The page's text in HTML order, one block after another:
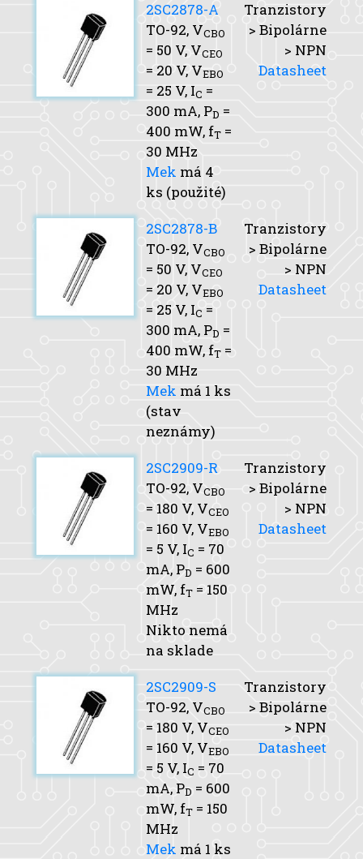
2SC2878-A
TO-92, VCBO
= 50 V, VCEO
= 20 V, VEBO
= 25 V, IC =
300 mA, PD =
400 mW, fT =
30 MHz
Mek má 4
ks (použité)
Tranzistory
> Bipolárne
> NPN
Datasheet
2SC2878-B
TO-92, VCBO
= 50 V, VCEO
= 20 V, VEBO
= 25 V, IC =
300 mA, PD =
400 mW, fT =
30 MHz
Mek má 1 ks
(stav
neznámy)
Tranzistory
> Bipolárne
> NPN
Datasheet
2SC2909-R
TO-92, VCBO
= 180 V, VCEO
= 160 V, VEBO
= 5 V, IC = 70
mA, PD = 600
mW, fT = 150
MHz
Nikto nemá
na sklade
Tranzistory
> Bipolárne
> NPN
Datasheet
2SC2909-S
TO-92, VCBO
= 180 V, VCEO
= 160 V, VEBO
= 5 V, IC = 70
mA, PD = 600
mW, fT = 150
MHz
Mek má 1 ks
Tranzistory
> Bipolárne
> NPN
Datasheet